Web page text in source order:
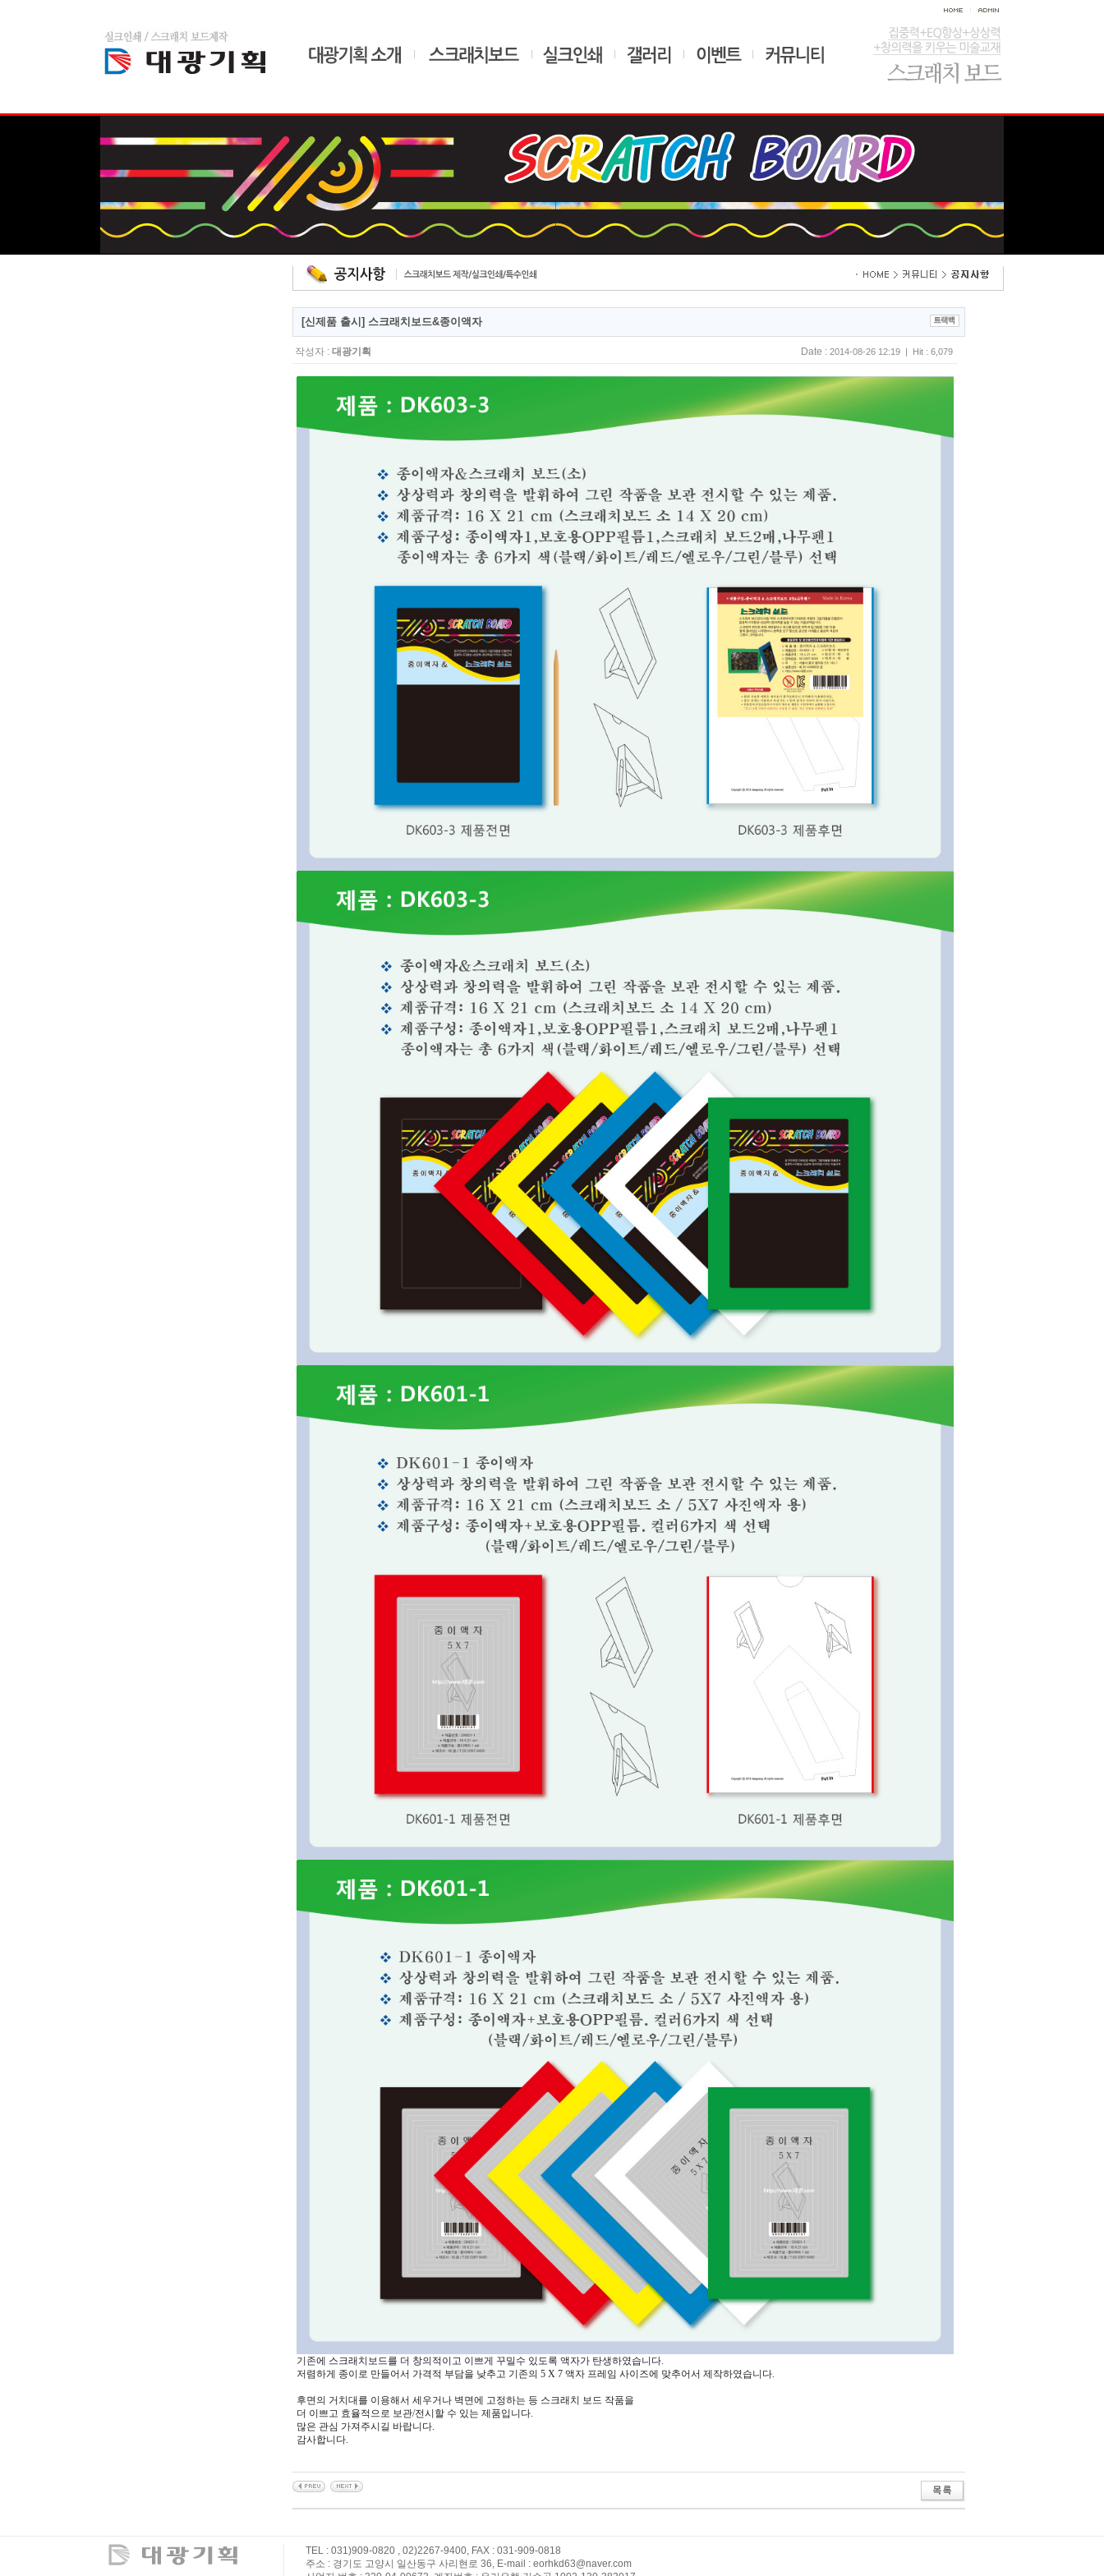
[신제품 출시] 스크래치보드&종이액자
작성자 : 대광기획 Date : 2014-08-26 12:19 | Hit : 6,079
기존에 스크래치보드를 더 창의적이고 이쁘게 꾸밀수 있도록 액자가 탄생하였습니다.
저렴하게 종이로 만들어서 가격적 부담을 낮추고 기존의 5 X 7 액자 프레임 사이즈에 맞추어서 제작하였습니다.
후면의 거치대를 이용해서 세우거나 벽면에 고정하는 등 스크래치 보드 작품을
더 이쁘고 효율적으로 보관/전시할 수 있는 제품입니다.
많은 관심 가져주시길 바랍니다.
감사합니다.
TEL : 031)909-0820 , 02)2267-9400, FAX : 031-909-0818
주소 : 경기도 고양시 일산동구 사리현로 36, E-mail : eorhkd63@naver.com